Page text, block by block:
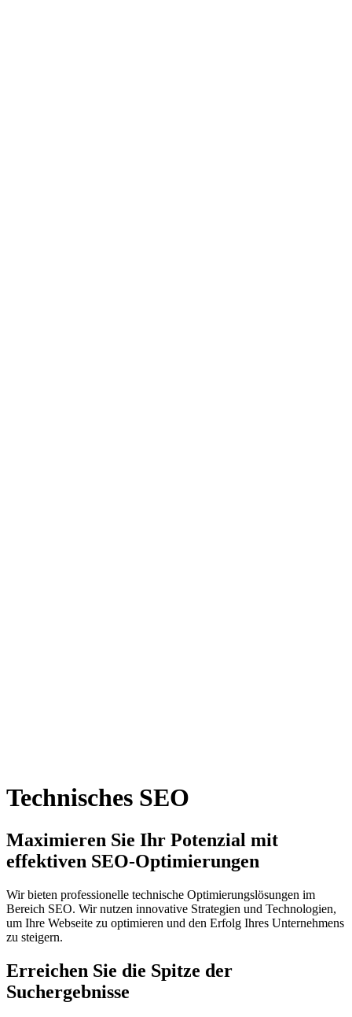
Technisches SEO
Maximieren Sie Ihr Potenzial mit
effektiven SEO-Optimierungen
Wir bieten professionelle technische Optimierungslösungen im
Bereich SEO. Wir nutzen innovative Strategien und Technologien,
um Ihre Webseite zu optimieren und den Erfolg Ihres Unternehmens
zu steigern.
Erreichen Sie die Spitze der
Suchergebnisse